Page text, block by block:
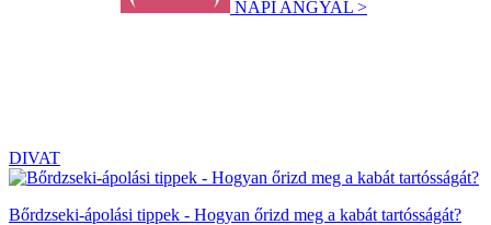
NAPI ANGYAL >
DIVAT
Bőrdzseki-ápolási tippek - Hogyan őrizd meg a kabát tartósságát?